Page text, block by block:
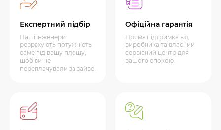
Експертний підбір
Наші інженери
розрахують потужність
саме під вашу площу,
щоб ви не
переплачували за зайве.
Офіційна гарантія
Пряма підтримка від
виробника та власний
сервісний центр для
вашого спокою.